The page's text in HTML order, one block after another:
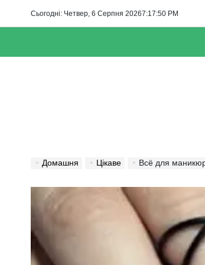
Сьогодні: Четвер, 6 Серпня 20267:17:52 PM
Домашня Цікаве Всё для